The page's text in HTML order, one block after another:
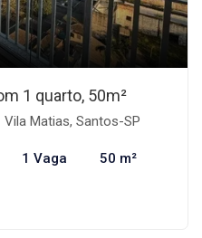
1 quarto, 50m²
Matias, Santos-SP
1 Vaga 50 m²